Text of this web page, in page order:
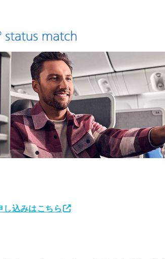
込みはこちら